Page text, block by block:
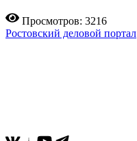
Просмотров: 3216
Ростовский деловой портал